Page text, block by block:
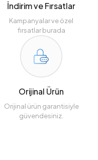
İndirim ve Fırsatlar
Kampanyalar ve özel
fırsatlar burada
Orijinal Ürün
Orijinal ürün garantisiyle
güvendesiniz.